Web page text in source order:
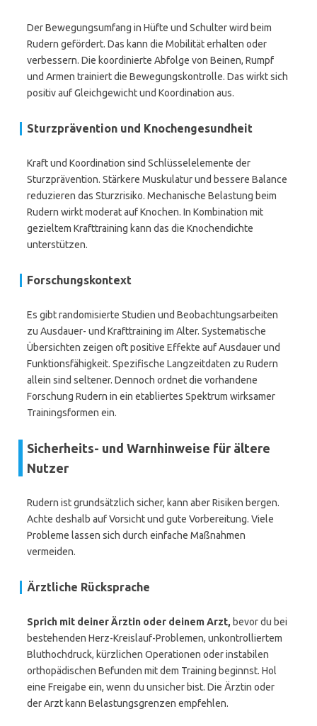
Der Bewegungsumfang in Hüfte und Schulter wird beim
Rudern gefördert. Das kann die Mobilität erhalten oder
verbessern. Die koordinierte Abfolge von Beinen, Rumpf
und Armen trainiert die Bewegungskontrolle. Das wirkt sich
positiv auf Gleichgewicht und Koordination aus.
Sturzprävention und Knochengesundheit
Kraft und Koordination sind Schlüsselelemente der
Sturzprävention. Stärkere Muskulatur und bessere Balance
reduzieren das Sturzrisiko. Mechanische Belastung beim
Rudern wirkt moderat auf Knochen. In Kombination mit
gezieltem Krafttraining kann das die Knochendichte
unterstützen.
Forschungskontext
Es gibt randomisierte Studien und Beobachtungsarbeiten
zu Ausdauer- und Krafttraining im Alter. Systematische
Übersichten zeigen oft positive Effekte auf Ausdauer und
Funktionsfähigkeit. Spezifische Langzeitdaten zu Rudern
allein sind seltener. Dennoch ordnet die vorhandene
Forschung Rudern in ein etabliertes Spektrum wirksamer
Trainingsformen ein.
Sicherheits- und Warnhinweise für ältere
Nutzer
Rudern ist grundsätzlich sicher, kann aber Risiken bergen.
Achte deshalb auf Vorsicht und gute Vorbereitung. Viele
Probleme lassen sich durch einfache Maßnahmen
vermeiden.
Ärztliche Rücksprache
Sprich mit deiner Ärztin oder deinem Arzt, bevor du bei
bestehenden Herz-Kreislauf-Problemen, unkontrolliertem
Bluthochdruck, kürzlichen Operationen oder instabilen
orthopädischen Befunden mit dem Training beginnst. Hol
eine Freigabe ein, wenn du unsicher bist. Die Ärztin oder
der Arzt kann Belastungsgrenzen empfehlen.